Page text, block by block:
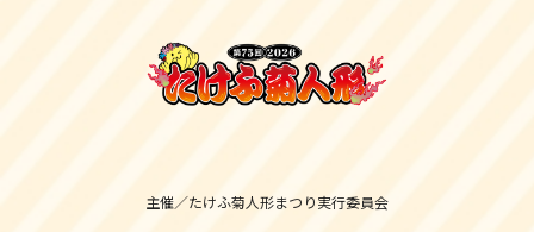
主催／たけふ菊人形まつり実行委員会